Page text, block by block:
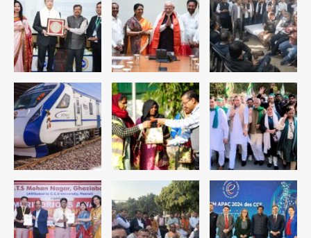
5
रोहित चौधरी गैंग का कुख्यात बदमाश राजस्थान
से गिरफ्तार
Team JHJ
1
पुरा महादेव से बेटियों के स्वास्थ्य और सुरक्षा का
संदेश
Team JHJ
अब पहला स्थान हासिल करना लक्ष्य: डीएम
Team JHJ